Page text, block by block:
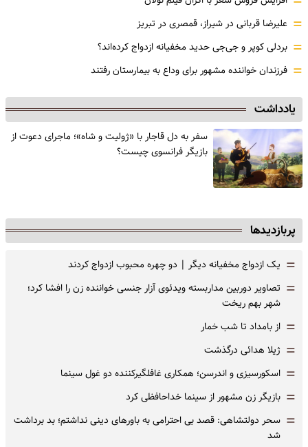
= علیرضا قربانی در شیراز، قمصری در تبریز
= بردلی کوپر و جی‌جی حدید مخفیانه ازدواج کرده‌اند؟
= فرزندان خواننده مشهور برای وداع به بیمارستان رفتند
یادداشت
سفر به دل قاجار با «ژولیت و شاه»؛ ماجرای دعوت از
‌بازیگر فرانسوی چیست؟
پربازدیدها
= یک ازدواج مخفیانه دیگر | دو چهره محبوب ازدواج کردند
= تصاویر دوربین مداربسته ویدئوی آزار جنسی خواننده زن را افشا کرد؛
شهر بهم ریخت
= از بامداد تا شب خمار
= ژیلا هدائی درگذشت
= اسکورسیزی و اندرسن؛ همکاری غافلگیرکننده دو غول سینما
= بازیگر زن مشهور از سینما خداحافظی کرد
= سحر دولتشاهی: قصد بی احترامی به باورهای دینی نداشتم؛ بد برداشت
شد